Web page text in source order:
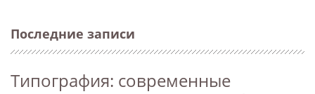
Последние записи
Типография: современные